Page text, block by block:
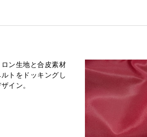
ン生地と合皮素材
トをドッキングし
イン。